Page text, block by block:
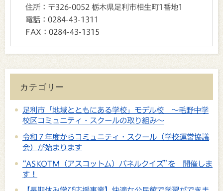
住所： 〒326-0052 栃木県足利市相生町1番地1
電話： 0284-43-1311
FAX： 0284-43-1315
カテゴリー
足利市「地域とともにある学校」モデル校 ～毛野中学
校区コミュニティ・スクールの取り組み～
令和７年度からコミュニティ・スクール（学校運営協議
会）が始まります
“ASKOTM（アスコットム）パネルクイズ”を 開催しま
す！